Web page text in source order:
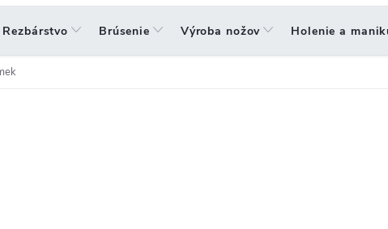
Rezbárstvo Brúsenie Výroba nožov Holenie a